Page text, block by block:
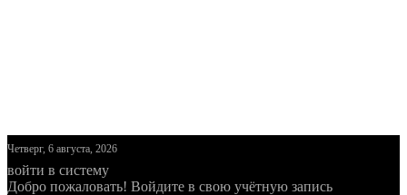
Четверг, 6 августа, 2026
войти в систему
Добро пожаловать! Войдите в свою учётную запись